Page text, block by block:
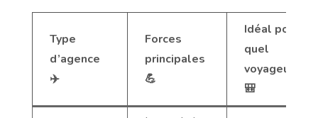
Type
d’agence
✈️
Forces
principales
💪
Idéal pour
quel
voyageur ?
🎒